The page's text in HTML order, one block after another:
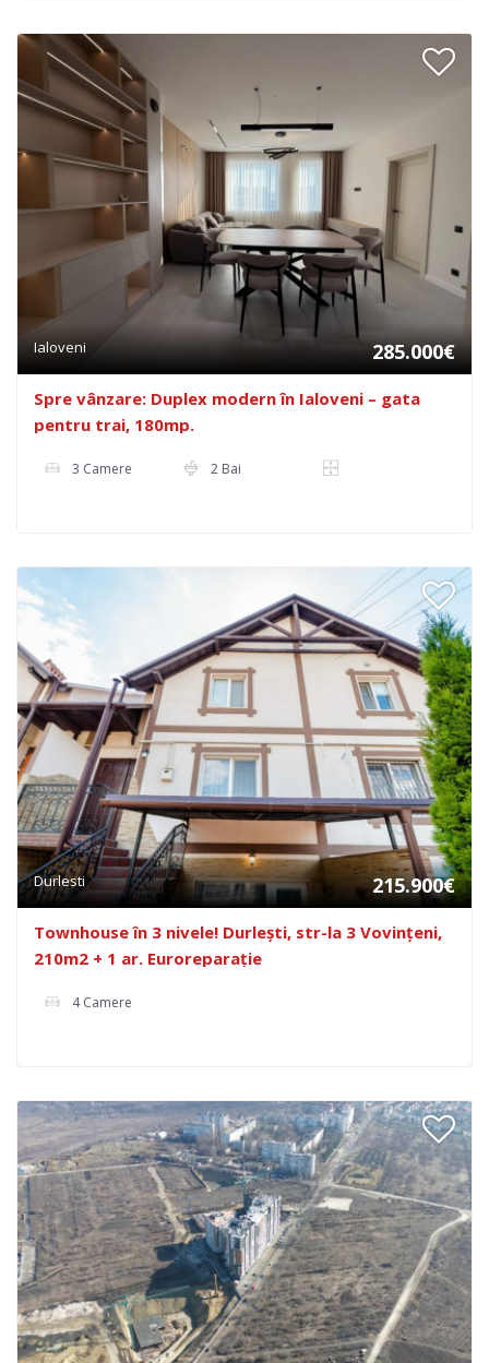
Ialoveni 285.000€
Spre vânzare: Duplex modern în Ialoveni – gata
pentru trai, 180mp.
3 Camere 2 Bai
Durlesti 215.900€
Townhouse în 3 nivele! Durlești, str-la 3 Vovințeni,
210m2 + 1 ar. Euroreparație
4 Camere